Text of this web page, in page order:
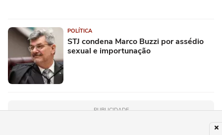
POLÍTICA
STJ condena Marco Buzzi por assédio
sexual e importunação
PUBLICIDADE